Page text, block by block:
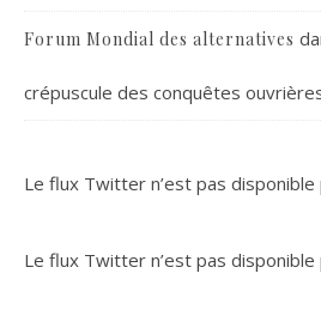
Forum Mondial des alternatives
crépuscule des conquêtes
Le flux Twitter n’est pas
Le flux Twitter n’est pas